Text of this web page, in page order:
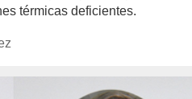
térmicas deficientes.
author/